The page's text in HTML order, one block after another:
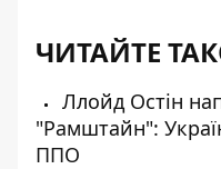
ЧИТАЙТЕ
Ллойд Остін
"Рамштайн":
ППО